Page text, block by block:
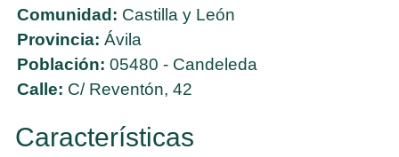
Comunidad: Castilla y León
Provincia: Ávila
Población: 05480 - Candeleda
Calle: C/ Reventón, 42
Características